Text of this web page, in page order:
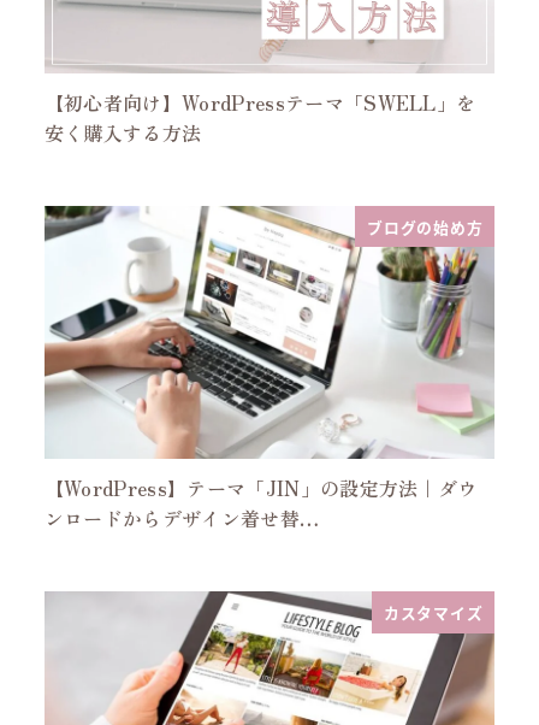
【初心者向け】WordPressテーマ「SWELL」を
安く購入する方法
ブログの始め方
【WordPress】テーマ「JIN」の設定方法｜ダウ
ンロードからデザイン着せ替…
カスタマイズ